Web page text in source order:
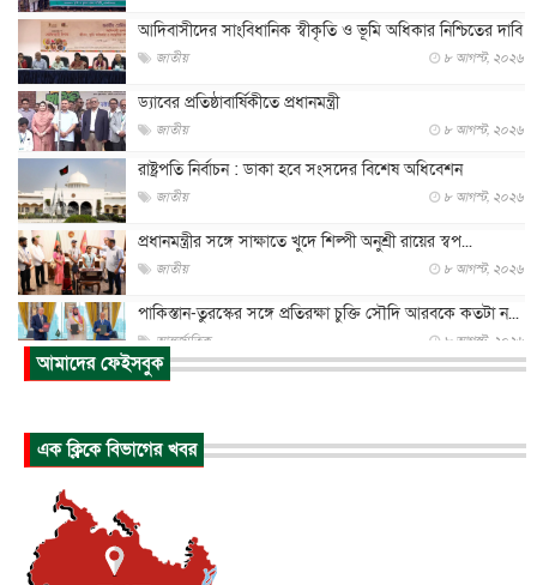
আদিবাসীদের সাংবিধানিক স্বীকৃতি ও ভূমি অধিকার নিশ্চিতের দাবি
জাতীয় ৮ আগস্ট, ২০২৬
ড্যাবের প্রতিষ্ঠাবার্ষিকীতে প্রধানমন্ত্রী
জাতীয় ৮ আগস্ট, ২০২৬
রাষ্ট্রপতি নির্বাচন : ডাকা হবে সংসদের বিশেষ অধিবেশন
জাতীয় ৮ আগস্ট, ২০২৬
প্রধানমন্ত্রীর সঙ্গে সাক্ষাতে খুদে শিল্পী অনুশ্রী রায়ের স্বপ...
জাতীয় ৮ আগস্ট, ২০২৬
পাকিস্তান-তুরস্কের সঙ্গে প্রতিরক্ষা চুক্তি সৌদি আরবকে কতটা ন...
আন্তর্জাতিক ৮ আগস্ট, ২০২৬
যুক্তরাজ্যে গ্রুমিং কেলেঙ্কারি : পাকিস্তানির অপরাধে অস্বস্তি...
বিরোধ কাটিয়ে কূটনৈতিক সম্পর্ক পুনঃস্থাপন করছে মেক্সিকো ও
এবার ওটিটিতে মুক্তি পেল ‘মালিক’
বিনোদন
আমাদের ফেইসবুক
এক ক্লিকে বিভাগের খবর